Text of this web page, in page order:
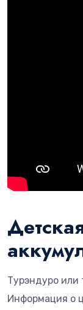
Турэндуро или
Информация о